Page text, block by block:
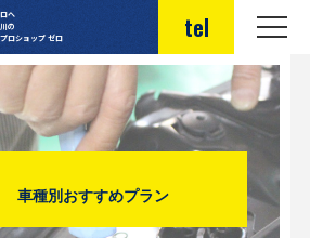
へ
の
ロショップ ゼロ
tel
車種別おすすめプラン